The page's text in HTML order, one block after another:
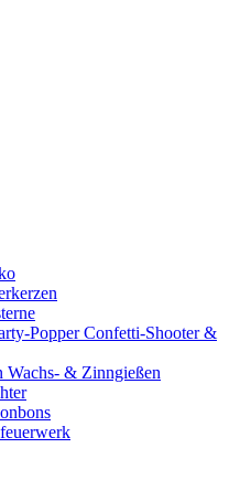
Confetti-Shooter &
Wachs- & Zinngießen